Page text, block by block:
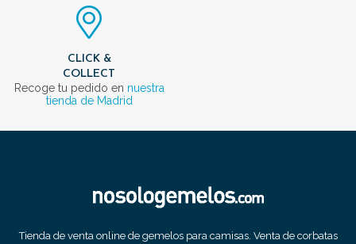
CLICK &
COLLECT
Recoge tu pedido en nuestra
tienda de Madrid
Tienda de venta online de gemelos para camisas. Venta de corbatas